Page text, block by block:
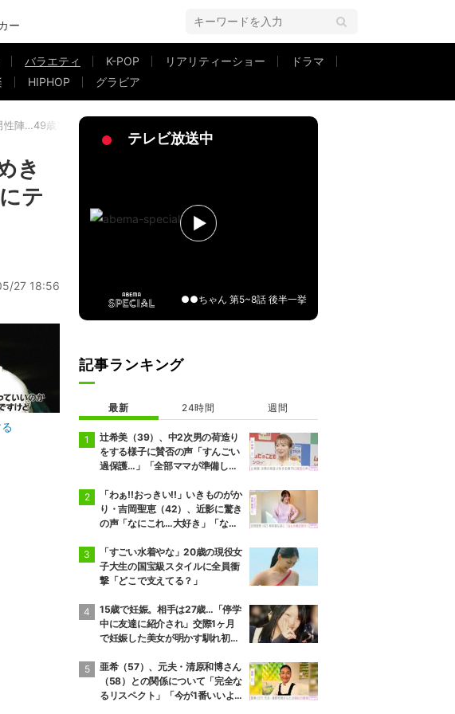
ー
バラエティ K-POP リアリティーショー
ドラマ
HIPHOP グラビア
陣…49歳独身スタッフ“交際発展の願い”にテレ朝女子アナが嫌悪感「すっごい嫌だ…」
き
テ
27 18:56
テレビ放送中
●●ちゃん 第5~8話 後半一挙
記事ランキング
最新 24時間 週間
辻希美（39）、中2次男の荷造り
をする様子に賛否の声「すんごい
過保護…」「全部ママが準備して
「わぁ!!おっきい!!」いきものがか
り・吉岡聖恵（42）、近影に驚き
の声「なにこれ…大好き」「なん
「すごい水着やな」20歳の現役女
子大生の国宝級スタイルに全員衝
撃「どこで支えてる？」
15歳で妊娠。相手は27歳…「停学
中に友達に紹介され」交際1ヶ月
で妊娠した美女が明かす馴れ初め
絶句
亜希（57）、元夫・清原和博さん
（58）との関係について「完全な
るリスペクト」「今が1番いいよ